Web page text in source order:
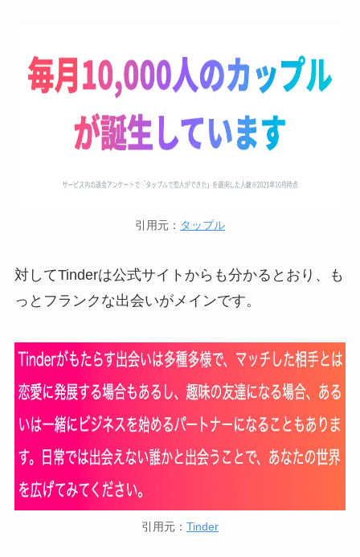
引用元： タップル
対してTinderは公式サイトからも分かるとおり、も
っとフランクな出会いがメインです。
引用元： Tinder